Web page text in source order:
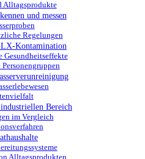
Alltagsprodukte
und messen
Regelungen
Kontamination
Gesundheitseffekte
Bereich
im Vergleich
Alltagsprodukten